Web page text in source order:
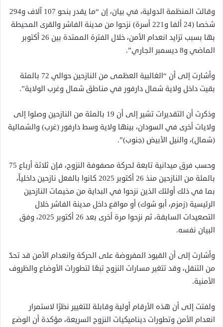
وقالت المنظمة الدولية، في بيان، إن “ما يقدر بنحو 107 آلاف و294
شخصا (24 ألفا و221 أسرة) نزحوا من مدينة الفاشر والقرى المحيطة
بها بسبب تزايد انعدام الأمن، خلال الفترة الممتدة بين 26 أكتوبر
الماضي و8 ديسمبر الجاري”.
وأشارت إلى أن “الغالبية العظمى من النازحين حوالي 72 بالمئة
بقيت داخل ولاية شمال دارفور في مناطق شمال وغرب الولاية”.
وذكرت أن التقديرات تشير إلى أن 19 بالمئة من النازحين وصلوا إلى
ولايات أخرى في السودان، بينها ولاية وسط دارفور (غرب) والشمالية
(شمال)، والنيل الأبيض (جنوب)”.
وحسب فرق ميدانية تابعة لحركة مصفوفة النزوح، فإن ثلاثة أرباع 75
بالمئة من النازحين منذ 26 أكتوبر 2025 كانوا بالفعل نازحين داخلياً،
بما في ذلك أولئك الذين نزحوا في البداية من مخيمات النازحين
الرئيسية (زمزم، أبو شوك) أو مواقع داخل مدينة الفاشر خلال
التصعيدات السابقة، ثم نزحوا مرة أخرى بعد 26 أكتوبر 2025، وفق
البيان نفسه.
وأشارت إلى أن القيود المفروضة على الحركة وانعدام الأمن قد تحدّ
من التنقل، وقد تتغير مسارات النزوح تبعًا لتطورات الأوضاع والظروف
الأمنية.
ولفتت إلى أن هذه الأرقام أولية وقابلة للتغيير نظرًا لاستمرار
انعدام الأمن وتطورات ديناميكيات النزوح السريعة، مؤكدة أن الوضع